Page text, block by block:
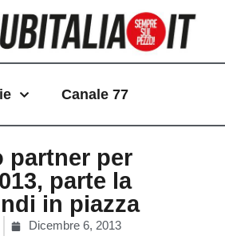
Canale 77
partner per
parte la
in piazza
Dicembre 6, 2013